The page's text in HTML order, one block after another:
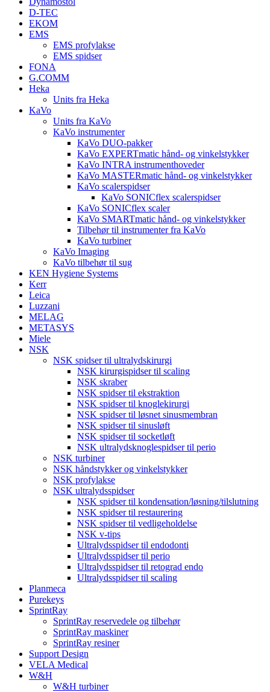
D-TEC
EKOM
EMS
EMS profylakse
EMS spidser
FONA
G.COMM
Heka
Units fra Heka
KaVo
Units fra KaVo
KaVo instrumenter
KaVo DUO-pakker
KaVo EXPERTmatic hånd- og vinkelstykker
KaVo INTRA instrumenthoveder
KaVo MASTERmatic hånd- og vinkelstykker
KaVo scalerspidser
KaVo SONICflex scalerspidser
KaVo SONICflex scaler
KaVo SMARTmatic hånd- og vinkelstykker
Tilbehør til instrumenter fra KaVo
KaVo turbiner
KaVo Imaging
KaVo tilbehør til sug
KEN Hygiene Systems
Kerr
Leica
Luzzani
MELAG
METASYS
Miele
NSK
NSK spidser til ultralydskirurgi
NSK kirurgispidser til scaling
NSK skraber
NSK spidser til ekstraktion
NSK spidser til knoglekirurgi
NSK spidser til løsnet sinusmembran
NSK spidser til sinusløft
NSK spidser til socketløft
NSK ultralydsknoglespidser til perio
NSK turbiner
NSK håndstykker og vinkelstykker
NSK profylakse
NSK ultralydsspidser
NSK spidser til kondensation/løsning/tilslutning
NSK spidser til restaurering
NSK spidser til vedligeholdelse
NSK v-tips
Ultralydsspidser til endodonti
Ultralydsspidser til perio
Ultralydsspidser til retograd endo
Ultralydsspidser til scaling
Planmeca
Purekeys
SprintRay
SprintRay reservedele og tilbehør
SprintRay maskiner
SprintRay resiner
Support Design
VELA Medical
W&H
W&H turbiner